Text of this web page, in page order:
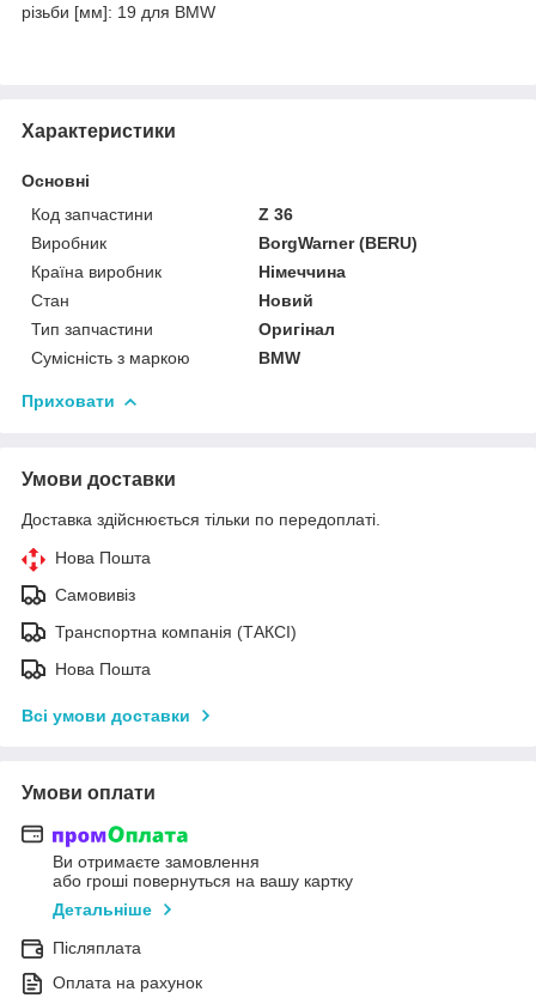
різьби [мм]: 19 для BMW
Характеристики
Основні
Код запчастини
Z 36
Виробник
BorgWarner (BERU)
Країна виробник
Німеччина
Стан
Новий
Тип запчастини
Оригінал
Сумісність з маркою
BMW
Приховати
Умови доставки
Доставка здійснюється тільки по передоплаті.
Нова Пошта
Самовивіз
Транспортна компанія (ТАКСІ)
Нова Пошта
Всі умови доставки
Умови оплати
Ви отримаєте замовлення
або гроші повернуться на вашу картку
Детальніше
Післяплата
Оплата на рахунок